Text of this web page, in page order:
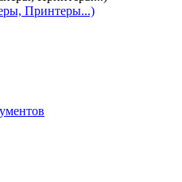
Принтеры...)